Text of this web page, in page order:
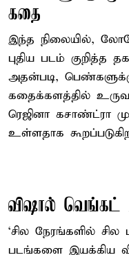
கதை
இந்த நிலையில்,
புதிய படம் குறித்த
அதன்படி,
கதைக்களத்தில்
ரெஜினா கசாண்ட்ரா
உள்ளதாக
விஷால் வெங்கட்
‘சில நேரங்களில்
படங்களை இயக்கிய